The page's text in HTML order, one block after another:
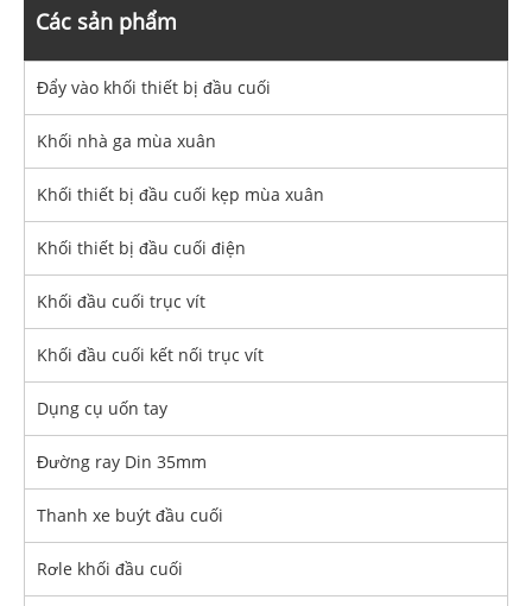
Các sản phẩm
Đẩy vào khối thiết bị đầu cuối
Khối nhà ga mùa xuân
Khối thiết bị đầu cuối kẹp mùa xuân
Khối thiết bị đầu cuối điện
Khối đầu cuối trục vít
Khối đầu cuối kết nối trục vít
Dụng cụ uốn tay
Đường ray Din 35mm
Thanh xe buýt đầu cuối
Rơle khối đầu cuối